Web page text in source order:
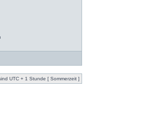
UTC + 1 Stunde [ Sommerzeit ]